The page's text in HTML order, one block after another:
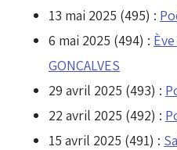
13 mai 2025 (495) :
6 mai 2025 (494) :
GONÇALVES
29 avril 2025 (493) :
22 avril 2025 (492) :
15 avril 2025 (491) :